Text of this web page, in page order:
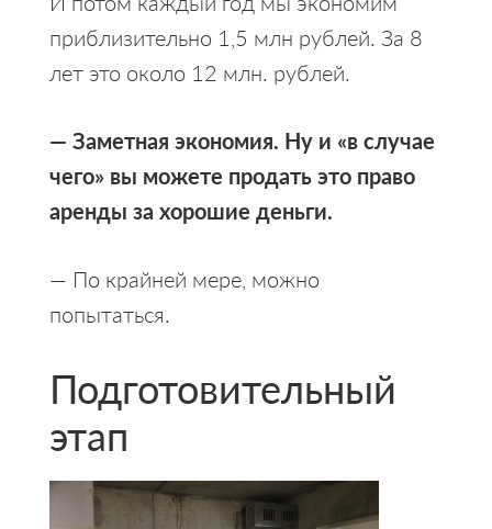
приблизительно 1,5 млн рублей. За 8
лет это около 12 млн. рублей.
— Заметная экономия. Ну и «в случае
чего» вы можете продать это право
аренды за хорошие деньги.
— По крайней мере, можно
попытаться.
Подготовительный
этап